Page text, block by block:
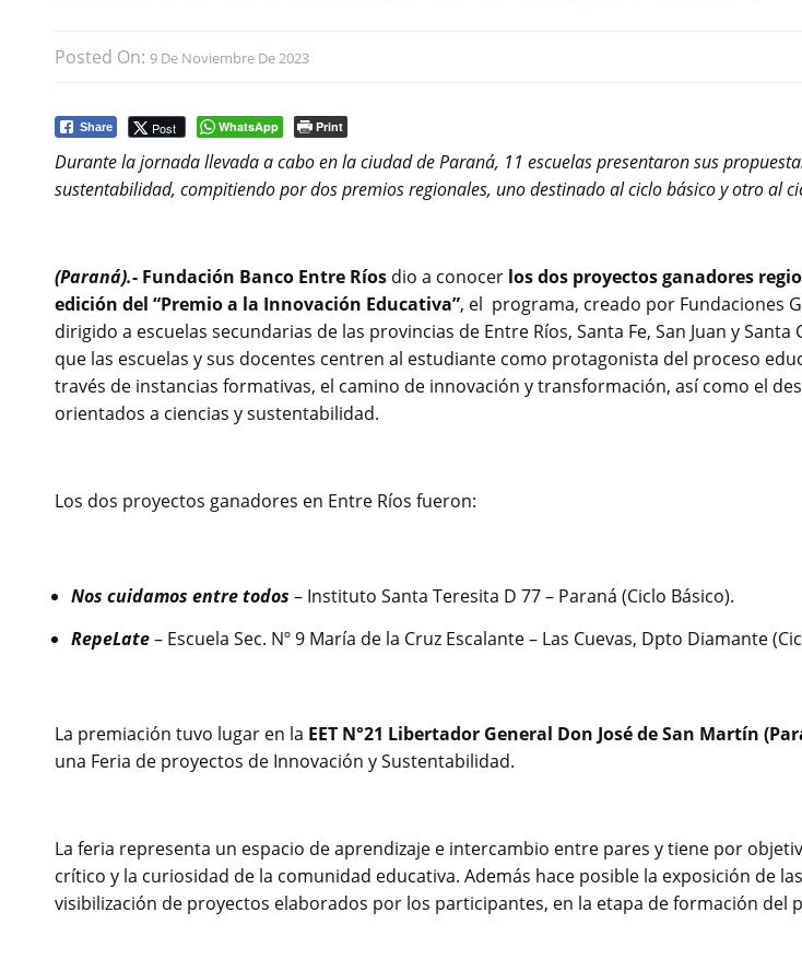
Posted On: 9 De Noviembre De 2023
Share Post WhatsApp Print
Durante la jornada llevada a cabo en la ciudad de Paraná, 11 escuelas presentaron sus
sustentabilidad, compitiendo por dos premios regionales, uno destinado al ciclo básico y otro al
(Paraná).- Fundación Banco Entre Ríos dio a conocer los dos proyectos ganadores
edición del “Premio a la Innovación Educativa”, el programa, creado por Fundaciones
dirigido a escuelas secundarias de las provincias de Entre Ríos, Santa Fe, San Juan y
que las escuelas y sus docentes centren al estudiante como protagonista del proceso
través de instancias formativas, el camino de innovación y transformación, así como el
orientados a ciencias y sustentabilidad.
Los dos proyectos ganadores en Entre Ríos fueron:
Nos cuidamos entre todos – Instituto Santa Teresita D 77 – Paraná (Ciclo Básico).
RepeLate– Escuela Sec. Nº 9 María de la Cruz Escalante – Las Cuevas, Dpto Diamante
La premiación tuvo lugar en la EET N°21 Libertador General Don José de San Martín
una Feria de proyectos de Innovación y Sustentabilidad.
La feria representa un espacio de aprendizaje e intercambio entre pares y tiene por
crítico y la curiosidad de la comunidad educativa. Además hace posible la exposición de
visibilización de proyectos elaborados por los participantes, en la etapa de formación del